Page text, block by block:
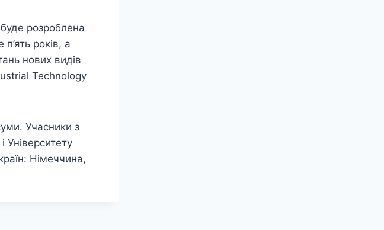
розроблена
років, а
нових видів
Technology
Учасники з
Університету
Німеччина,